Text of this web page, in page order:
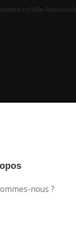
Ville-Rennes/
nous ?